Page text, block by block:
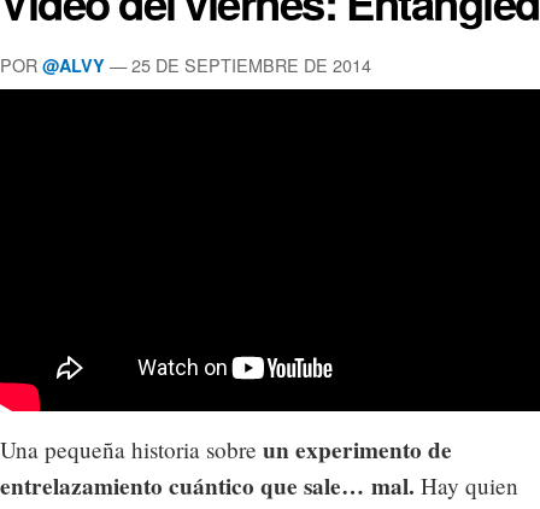
POR @ALVY — 25 DE SEPTIEMBRE DE 2014
Una pequeña historia sobre un experimento de
entrelazamiento cuántico que sale… mal. Hay quien